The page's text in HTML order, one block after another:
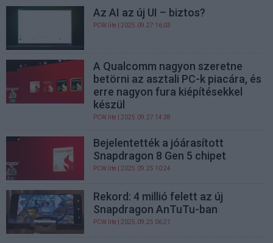
Az AI az új UI – biztos?
PCW.lite | 2025.09.27 16:03
A Qualcomm nagyon szeretne
betörni az asztali PC-k piacára, és
erre nagyon fura kiépítésekkel
készül
PCW.lite | 2025.09.27 14:38
Bejelentették a jóárasított
Snapdragon 8 Gen 5 chipet
PCW.lite | 2025.09.25 10:24
Rekord: 4 millió felett az új
Snapdragon AnTuTu-ban
PCW.lite | 2025.09.25 06:21